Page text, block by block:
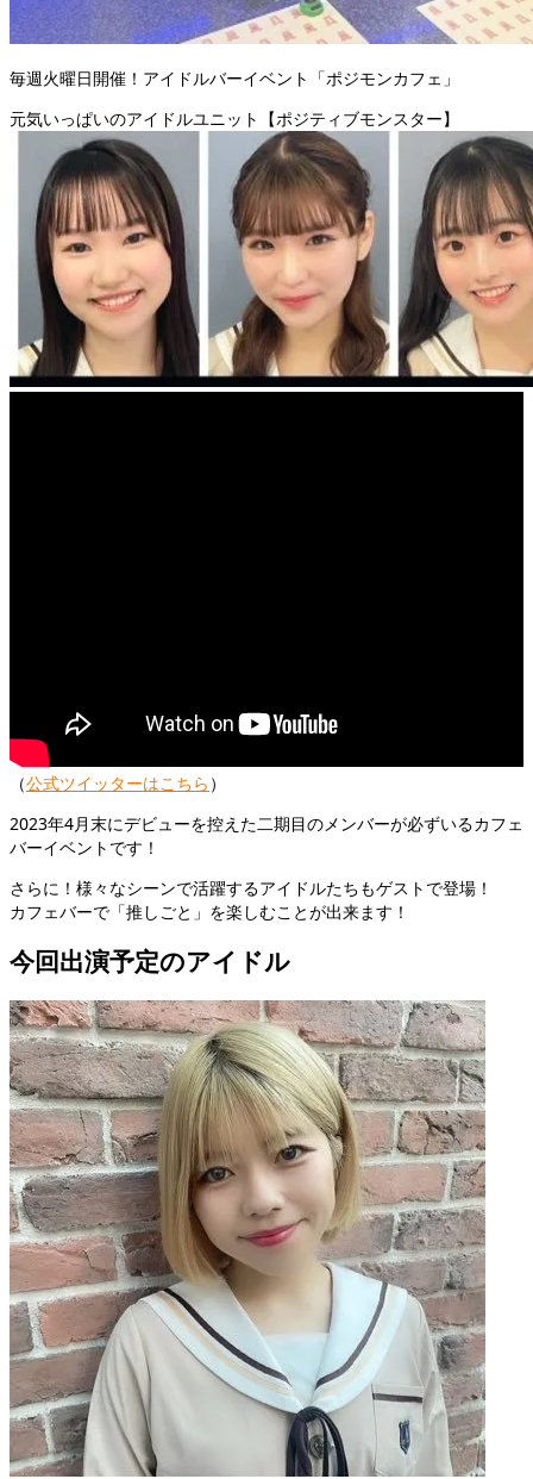
毎週火曜日開催！アイドルバーイベント「ポジモンカフェ」
元気いっぱいのアイドルユニット【ポジティブモンスター】
（公式ツイッターはこちら ）
2023年4月末にデビューを控えた二期目のメンバーが必ずいるカフェ
バーイベントです！
さらに！様々なシーンで活躍するアイドルたちもゲストで登場！
カフェバーで「推しごと」を楽しむことが出来ます！
今回出演予定のアイドル